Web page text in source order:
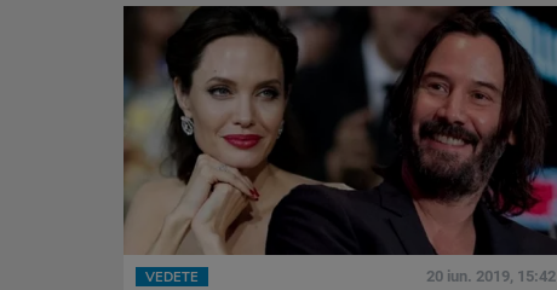
VEDETE 20 iun. 2019, 15:42